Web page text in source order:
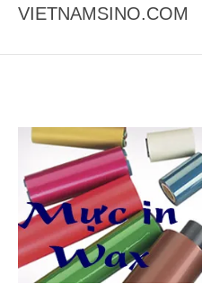
Chuyển
VIETNAMSINO.COM